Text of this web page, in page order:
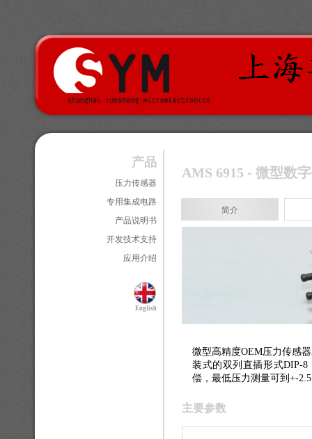
产品
压力传感器
专用集成电路
产品说明书
开发技术支持
应用介绍
English
AMS 6915 - 微型数
简介
微型高精度OEM压力传感
装式的双列直插形式DIP-
偿，最低压力测量可到+-
主要参数